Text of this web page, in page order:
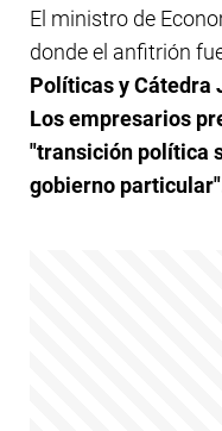
El ministro de
donde el anfitrión
Políticas y Cátedra
Los empresarios
"transición política
gobierno